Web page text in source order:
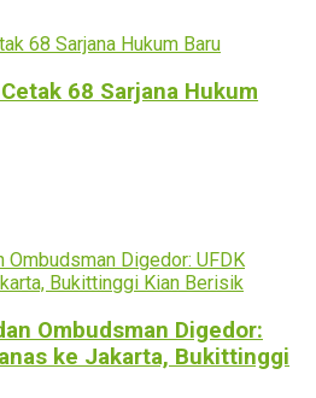
68 Sarjana Hukum
Ombudsman Digedor:
ke Jakarta, Bukittinggi